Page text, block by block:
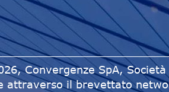
Convergenze SpA,
attraverso il brevettato